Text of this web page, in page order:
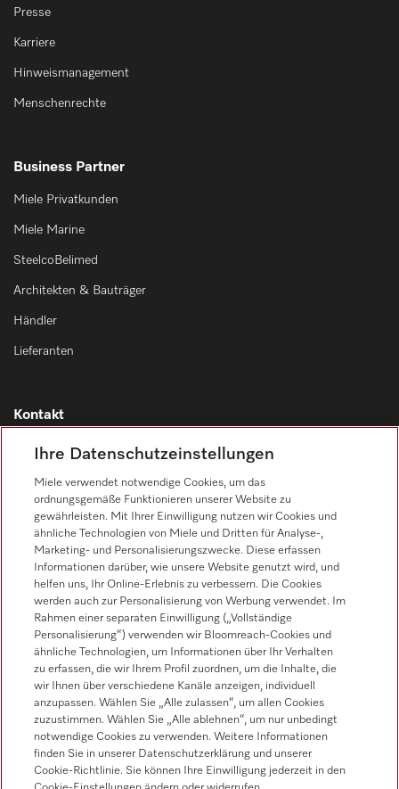
Presse
Karriere
Hinweismanagement
Menschenrechte
Business Partner
Miele Privatkunden
Miele Marine
SteelcoBelimed
Architekten & Bauträger
Händler
Lieferanten
Kontakt
Kontaktübersicht
Vertrieb
0471 666 319
Werkkundendienst
0471 666 319
Folgen Sie Miele Professional
Datenschutz
Ihre Datenschutzeinstellungen
Miele verwendet notwendige Cookies, um das
ordnungsgemäße Funktionieren unserer Website zu
gewährleisten. Mit Ihrer Einwilligung nutzen wir Cookies und
ähnliche Technologien von Miele und Dritten für Analyse-,
Marketing- und Personalisierungszwecke. Diese erfassen
Informationen darüber, wie unsere Website genutzt wird, und
helfen uns, Ihr Online-Erlebnis zu verbessern. Die Cookies
werden auch zur Personalisierung von Werbung verwendet. Im
Rahmen einer separaten Einwilligung („Vollständige
Personalisierung“) verwenden wir Bloomreach-Cookies und
ähnliche Technologien, um Informationen über Ihr Verhalten
zu erfassen, die wir Ihrem Profil zuordnen, um die Inhalte, die
wir Ihnen über verschiedene Kanäle anzeigen, individuell
anzupassen. Wählen Sie „Alle zulassen“, um allen Cookies
zuzustimmen. Wählen Sie „Alle ablehnen“, um nur unbedingt
notwendige Cookies zu verwenden. Weitere Informationen
finden Sie in unserer Datenschutzerklärung und unserer
Cookie-Richtlinie. Sie können Ihre Einwilligung jederzeit in den